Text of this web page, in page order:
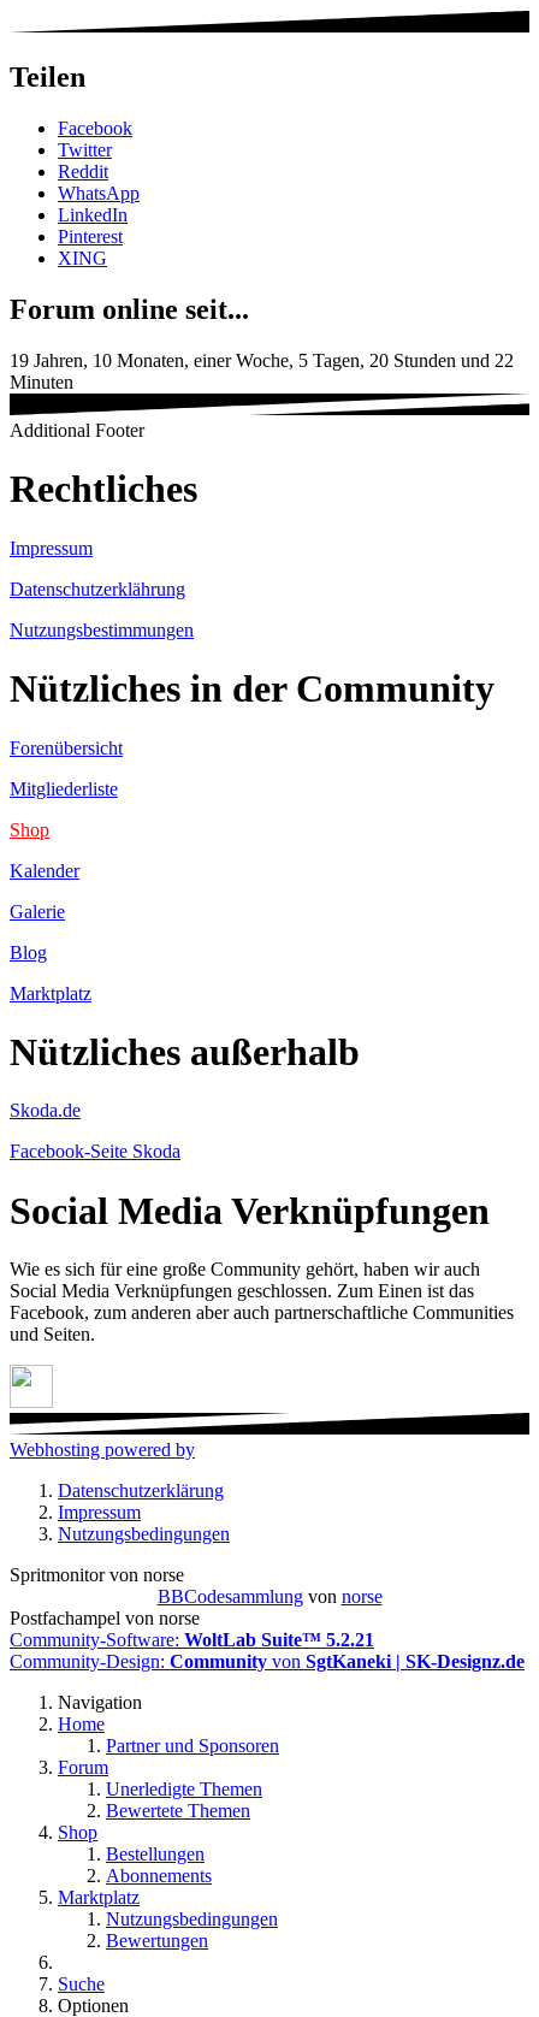
Teilen
Facebook
Twitter
Reddit
WhatsApp
LinkedIn
Pinterest
XING
Forum online seit...
19 Jahren, 10 Monaten, einer Woche, 5 Tagen, 20 Stunden und 22
Minuten
Additional Footer
Rechtliches
Impressum
Datenschutzerklährung
Nutzungsbestimmungen
Nützliches in der Community
Forenübersicht
Mitgliederliste
Shop
Kalender
Galerie
Blog
Marktplatz
Nützliches außerhalb
Skoda.de
Facebook-Seite Skoda
Social Media Verknüpfungen
Wie es sich für eine große Community gehört, haben wir auch
Social Media Verknüpfungen geschlossen. Zum Einen ist das
Facebook, zum anderen aber auch partnerschaftliche Communities
und Seiten.
Webhosting powered by
Datenschutzerklärung
Impressum
Nutzungsbedingungen
Spritmonitor von norse
BBCodesammlungvon norse
Postfachampel von norse
Community-Software: WoltLab Suite™ 5.2.21
Community-Design: Community von SgtKaneki | SK-Designz.de
Navigation
Home
Partner und Sponsoren
Forum
Unerledigte Themen
Bewertete Themen
Shop
Bestellungen
Abonnements
Marktplatz
Nutzungsbedingungen
Bewertungen
Suche
Optionen